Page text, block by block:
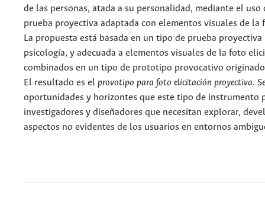
de las personas, atada a su personalidad, mediante el uso
prueba proyectiva adaptada con elementos visuales de la
La propuesta está basada en un tipo de prueba
psicología, y adecuada a elementos visuales de la foto
combinados en un tipo de prototipo provocativo
El resultado es el provotipo para foto elicitación proyectiva.
oportunidades y horizontes que este tipo de instrumento
investigadores y diseñadores que necesitan explorar,
aspectos no evidentes de los usuarios en entornos